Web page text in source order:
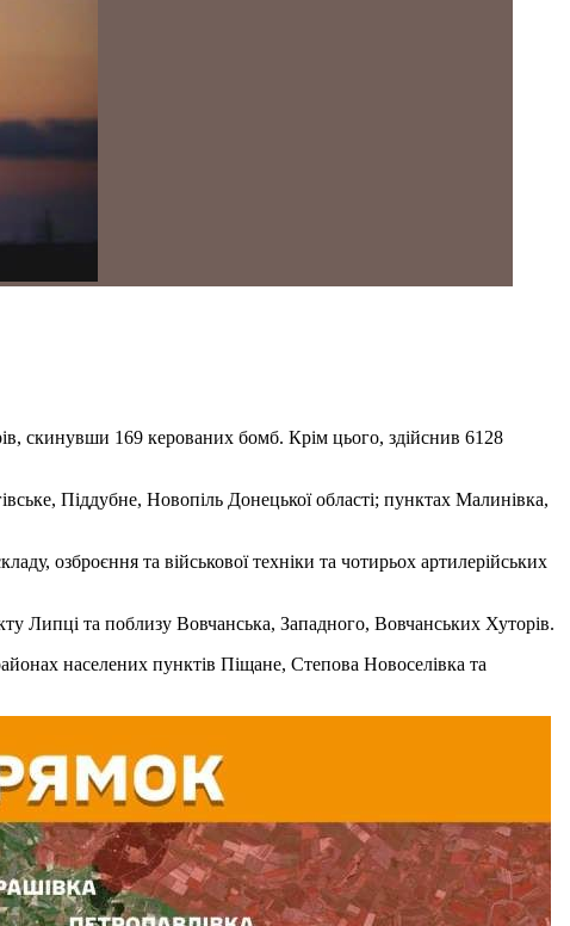
скинувши 169 керованих бомб. Крім цього, здійснив 6128
Піддубне, Новопіль Донецької області; пунктах Малинівка,
озброєння та військової техніки та чотирьох артилерійських
Липці та поблизу Вовчанська, Западного, Вовчанських Хуторів.
населених пунктів Піщане, Степова Новоселівка та